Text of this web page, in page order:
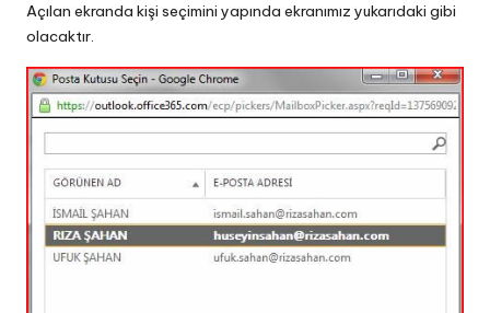
Açılan ekranda kişi seçimini yapında ekranımız yukarıdaki gibi
olacaktır.